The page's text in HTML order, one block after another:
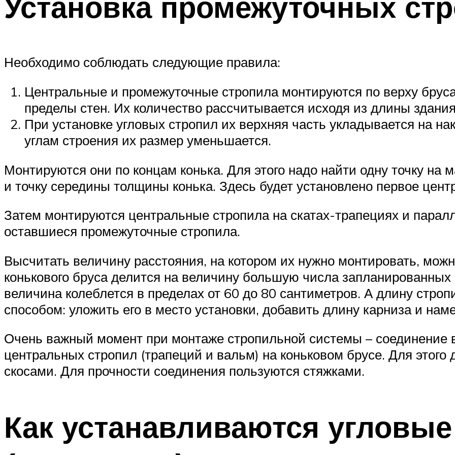
Необходимо соблюдать следующие правила:
Центральные и промежуточные стропила монтируются по верху
пределы стен. Их количество рассчитывается исходя из длины
При установке угловых стропил их верхняя часть укладывается на
углам строения их размер уменьшается.
Монтируются они по концам конька. Для этого надо найти одну точку на
и точку середины толщины конька. Здесь будет установлено первое
Затем монтируются центральные стропила на скатах-трапециях и
оставшиеся промежуточные стропила.
Высчитать величину расстояния, на котором их нужно монтировать,
конькового бруса делится на величину большую числа
величина колеблется в пределах от 60 до 80 сантиметров. А длину
способом: уложить его в место установки, добавить длину карниза и
Очень важный момент при монтаже стропильной системы – соединение
центральных стропил (трапеций и вальм) на коньковом брусе. Для
скосами. Для прочности соединения пользуются стяжками.
Как устанавливаются